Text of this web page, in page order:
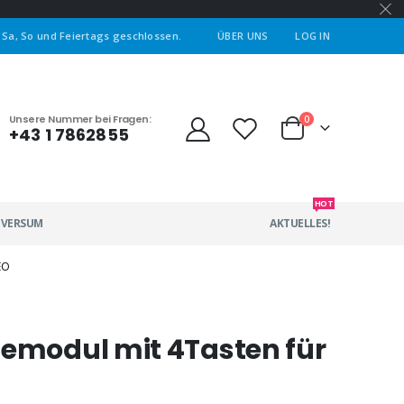
So und Feiertags geschlossen. ÜBER UNS LOG IN
Unsere Nummer bei Fragen:
+43 1 7862855
0
AKTUELLES!
HOT
mit 4Tasten für